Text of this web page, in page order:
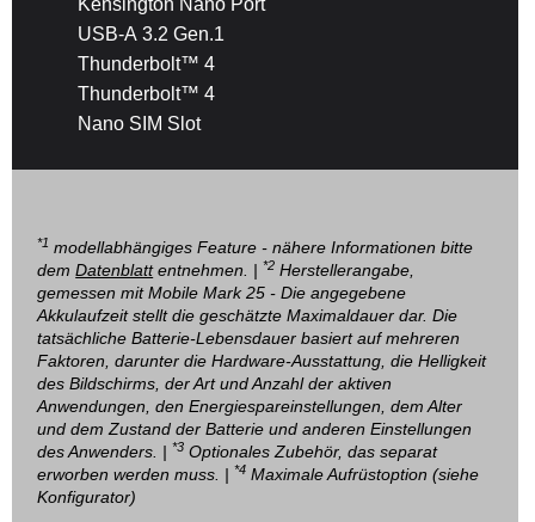
Kensington Nano Port
USB-A 3.2 Gen.1
Thunderbolt™ 4
Thunderbolt™ 4
Nano SIM Slot
*1 modellabhängiges Feature - nähere Informationen bitte
demDatenblattentnehmen. | *2 Herstellerangabe,
gemessen mit Mobile Mark 25 - Die angegebene
Akkulaufzeit stellt die geschätzte Maximaldauer dar. Die
tatsächliche Batterie-Lebensdauer basiert auf mehreren
Faktoren, darunter die Hardware-Ausstattung, die Helligkeit
des Bildschirms, der Art und Anzahl der aktiven
Anwendungen, den Energiespareinstellungen, dem Alter
und dem Zustand der Batterie und anderen Einstellungen
des Anwenders. | *3 Optionales Zubehör, das separat
erworben werden muss. | *4 Maximale Aufrüstoption (siehe
Konfigurator)